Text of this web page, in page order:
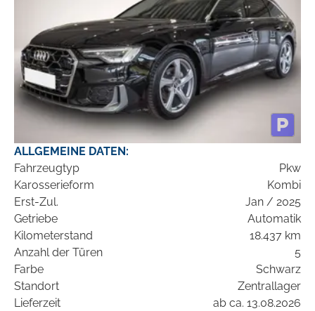
ALLGEMEINE DATEN:
Fahrzeugtyp
Pkw
Karosserieform
Kombi
Erst-Zul.
Jan / 2025
Getriebe
Automatik
Kilometerstand
18.437 km
Anzahl der Türen
5
Farbe
Schwarz
Standort
Zentrallager
Lieferzeit
ab ca. 13.08.2026